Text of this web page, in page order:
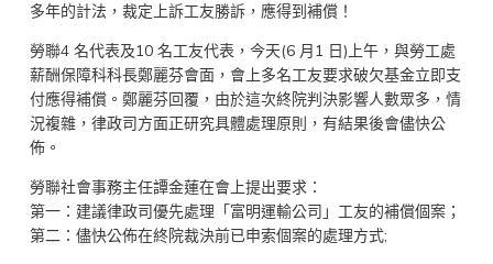
多年的計法，裁定上訴工友勝訴，應得到補償！
勞聯4 名代表及10 名工友代表，今天(6 月1 日)上午，與勞工處
薪酬保障科科長鄭麗芬會面，會上多名工友要求破欠基金立即支
付應得補償。鄭麗芬回覆，由於這次終院判決影響人數眾多，情
況複雜，律政司方面正研究具體處理原則，有結果後會儘快公
佈。
勞聯社會事務主任譚金蓮在會上提出要求：
第一：建議律政司優先處理「富明運輸公司」工友的補償個案；
第二：儘快公佈在終院裁決前已申索個案的處理方式;